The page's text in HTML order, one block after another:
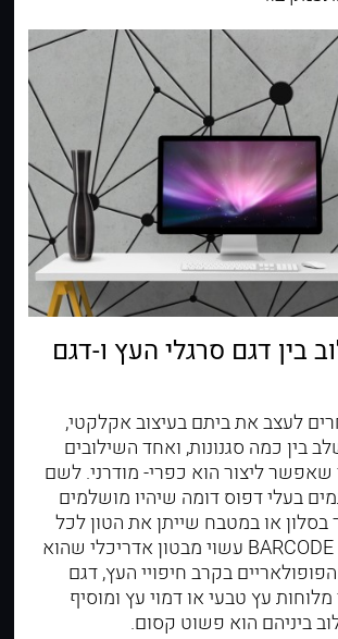
בין דגם סרגלי העץ ו-דגם
לעצב את ביתם בעיצוב אקלקטי,
בין כמה סגנונות, ואחד השילובים
שאפשר ליצור הוא כפרי- מודרני. לשם
בעלי דפוס דומה שיהיו מושלמים
בסלון או במטבח שייתן את הטון לכל
החדר. בעוד דגם BARCODE עשוי מבטון אדריכלי שהוא
בקרב חיפויי העץ, דגם
עץ טבעי או דמוי עץ ומוסיף
ביניהם הוא פשוט קסום.